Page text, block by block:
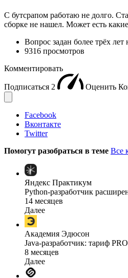
С бутсрапом работаю не долго.
сборке не нашел. Может есть
Вопрос задан более трёх лет
9316 просмотров
Комментировать
Подписаться 2 Оценить
Facebook
Вконтакте
Twitter
Помогут разобраться в теме Все
Яндекс Практикум
Python-разработчик
14 месяцев
Далее
Академия Эдюсон
Java-разработчик: тариф PRO
8 месяцев
Далее